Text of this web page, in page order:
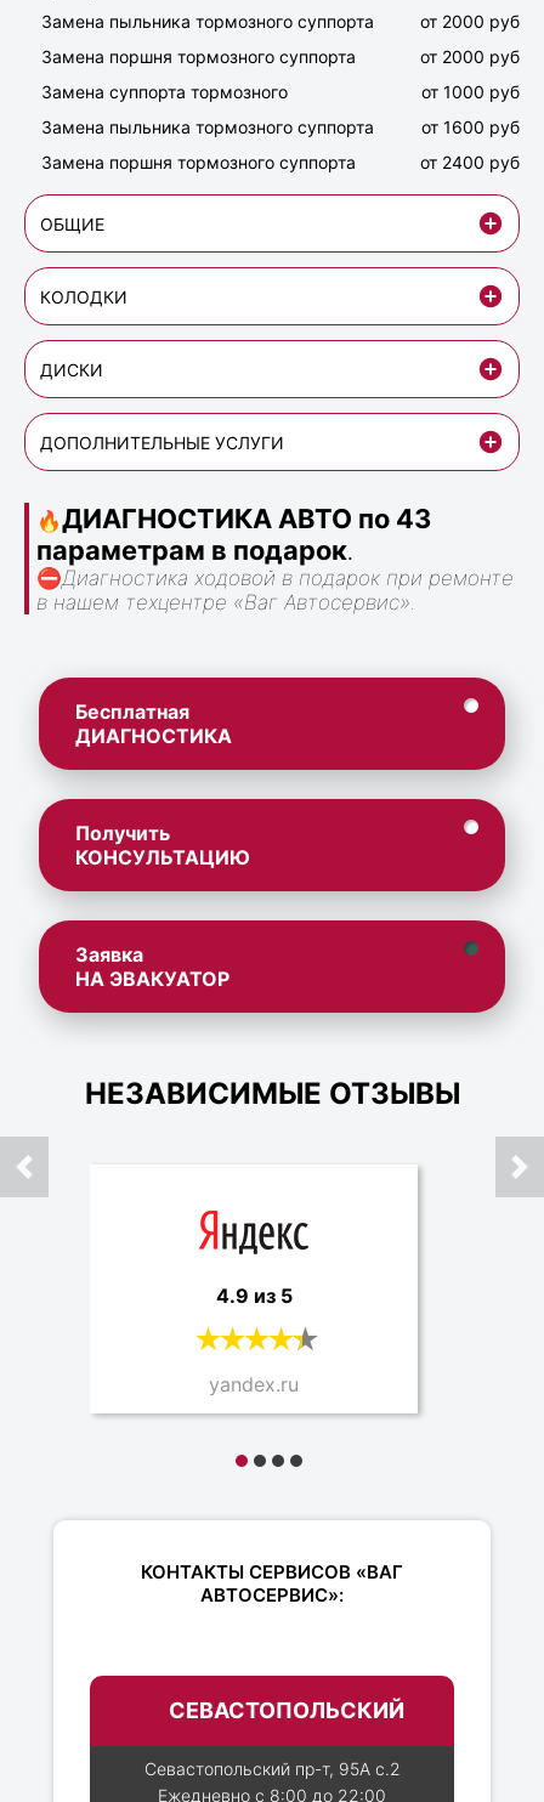
Замена пыльника тормозного суппорта
от 2000 руб
Замена поршня тормозного суппорта
от 2000 руб
Замена суппорта тормозного
от 1000 руб
Замена пыльника тормозного суппорта
от 1600 руб
Замена поршня тормозного суппорта
от 2400 руб
ОБЩИЕ
КОЛОДКИ
ДИСКИ
ДОПОЛНИТЕЛЬНЫЕ УСЛУГИ
🔥ДИАГНОСТИКА АВТО по 43
параметрам в подарок.
⛔Диагностика ходовой в подарок при ремонте
в нашем техцентре «Ваг Автосервис».
Бесплатная
ДИАГНОСТИКА
Получить
КОНСУЛЬТАЦИЮ
Заявка
НА ЭВАКУАТОР
НЕЗАВИСИМЫЕ ОТЗЫВЫ
4.9 из 5
yandex.ru
КОНТАКТЫ СЕРВИСОВ «ВАГ
АВТОСЕРВИС»:
СЕВАСТОПОЛЬСКИЙ
Севастопольский пр-т, 95А с.2
Ежедневно с 8:00 до 22:00